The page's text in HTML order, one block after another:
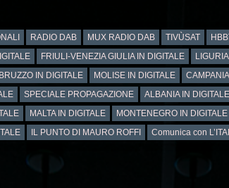
RADIO DAB MUX RADIO DAB TIVÙSAT
FRIULI-VENEZIA GIULIA IN DIGITALE
IN DIGITALE MOLISE IN DIGITALE
SPECIALE PROPAGAZIONE ALBANIA IN DIGITALE
MALTA IN DIGITALE MONTENEGRO IN DIGITALE
IL PUNTO DI MAURO ROFFI Comunica con